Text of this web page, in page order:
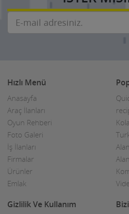
Hızlı Menü
Anasayfa
Araç İlanları
Oyun Rehberi
Foto Galeri
İş İlanları
Firmalar
Ürünler
Emlak
Gizlilik Ve Kullanım